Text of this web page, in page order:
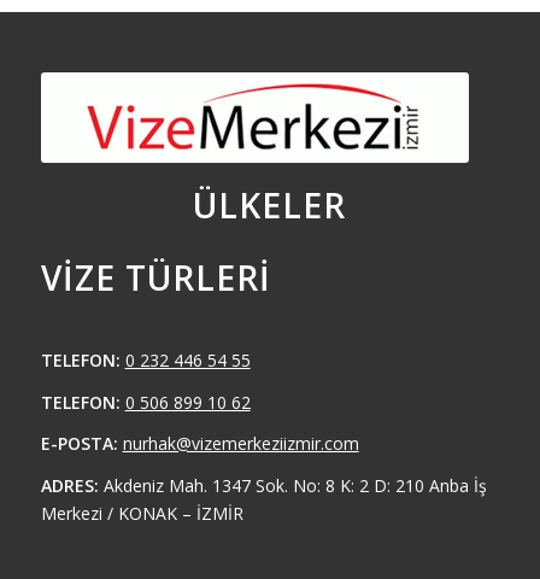
ÜLKELER
VIZE TÜRLERI
TELEFON: 0 232 446 54 55
TELEFON: 0 506 899 10 62
E-POSTA: nurhak@vizemerkeziizmir.com
ADRES: Akdeniz Mah. 1347 Sok. No: 8 K: 2 D: 210 Anba İş
Merkezi / KONAK – İZMİR